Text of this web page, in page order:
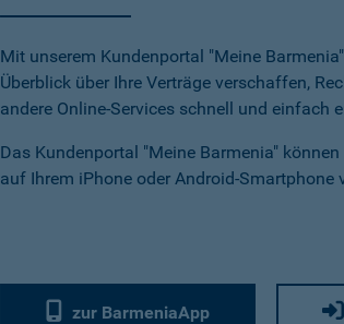
Mit unserem Kundenportal "Meine
Überblick über Ihre Verträge verschaffen,
andere Online-Services schnell und einfach
Das Kundenportal "Meine Barmenia"
auf Ihrem iPhone oder Android-Smartphone
zur BarmeniaApp